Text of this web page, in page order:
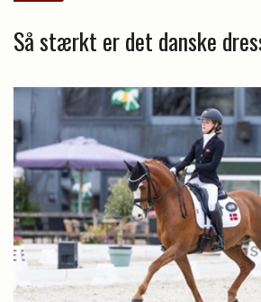
Så stærkt er det danske